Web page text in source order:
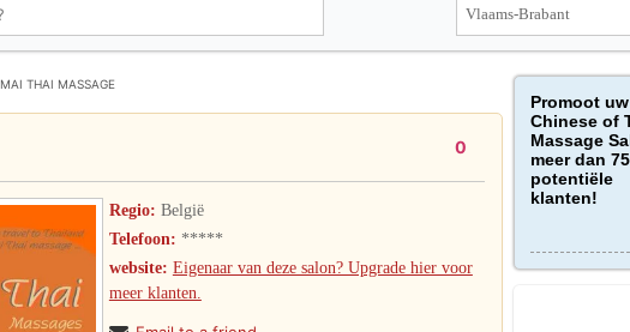
MAI THAI MASSAGE
0
Regio: België
Telefoon: *****
website: Eigenaar van deze salon? Upgrade hier voor
meer klanten.
Promoot uw
Chinese of
Massage
meer dan
potentiële
klanten!